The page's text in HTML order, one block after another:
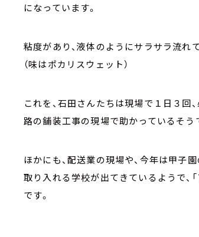
になっています。
粘度があり、液体のようにサラサラ流れ
（味はポカリスウェット）
これを、石田さんたちは現場で１日３回
路の舗装工事の現場で助かっているそう
ほかにも、配送業の現場や、今年は甲子
取り入れる学校が出てきているようで、
です。